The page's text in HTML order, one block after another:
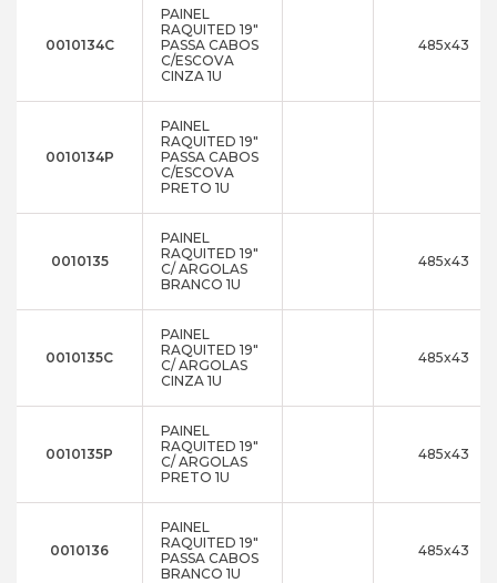
0010134C
PAINEL
RAQUITED 19"
PASSA CABOS
C/ESCOVA
CINZA 1U
485x43
0010134P
PAINEL
RAQUITED 19"
PASSA CABOS
C/ESCOVA
PRETO 1U
0010135
PAINEL
RAQUITED 19"
C/ ARGOLAS
BRANCO 1U
485x43
0010135C
PAINEL
RAQUITED 19"
C/ ARGOLAS
CINZA 1U
485x43
0010135P
PAINEL
RAQUITED 19"
C/ ARGOLAS
PRETO 1U
485x43
0010136
PAINEL
RAQUITED 19"
PASSA CABOS
BRANCO 1U
485x43